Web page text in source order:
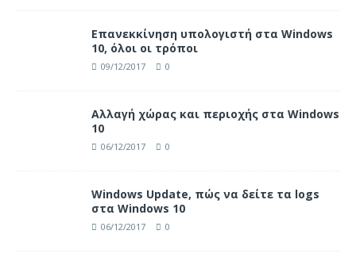
Επανεκκίνηση υπολογιστή στα Windows
10, όλοι οι τρόποι
09/12/2017 0
Αλλαγή χώρας και περιοχής στα Windows
10
06/12/2017 0
Windows Update, πώς να δείτε τα logs
στα Windows 10
06/12/2017 0